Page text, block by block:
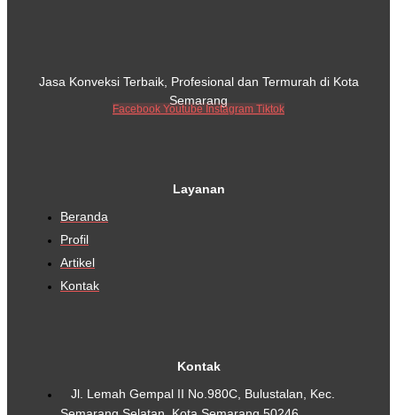
Jasa Konveksi Terbaik, Profesional dan Termurah di Kota
Semarang
Facebook Youtube Instagram Tiktok
Layanan
Beranda
Profil
Artikel
Kontak
Kontak
Jl. Lemah Gempal II No.980C, Bulustalan, Kec.